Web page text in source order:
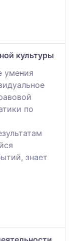
культуры
умения
по
знает